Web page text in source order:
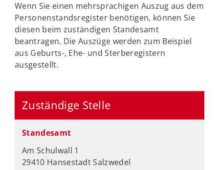
Wenn Sie einen mehrsprachigen Auszug aus dem
Personenstandsregister benötigen, können Sie
diesen beim zuständigen Standesamt
beantragen. Die Auszüge werden zum Beispiel
aus Geburts-, Ehe- und Sterberegistern
ausgestellt.
Zuständige Stelle
Standesamt
Am Schulwall 1
29410 Hansestadt Salzwedel